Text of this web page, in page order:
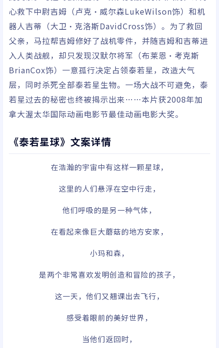
心救下中尉吉姆（卢克•威尔森LukeWilson饰）和机
器人吉蒂（大卫•克洛斯DavidCross饰）。为了救回
父亲，马拉帮吉姆修好了战机零件，并随吉姆和吉蒂进
入人类战舰，却只发现汉默尔将军（布莱恩•考克斯
BrianCox饰）一意孤行决定占领泰若星，改造大气
层，同时杀死全部泰若星生物。一场大战不可避免，泰
若星过去的秘密也终被揭示出来……本片获2008年加
拿大渥太华国际动画电影节最佳动画电影大奖。
《泰若星球》文案详情
在浩瀚的宇宙中有这样一颗星球，
这里的人们悬浮在空中行走，
他们呼吸的是另一种气体，
在看起来像巨大蘑菇的地方安家，
小玛和森，
是两个非常喜欢发明创造和冒险的孩子，
这一天，他们又翘课出去飞行，
感受着眼前的美好世界，
当他们返回时，